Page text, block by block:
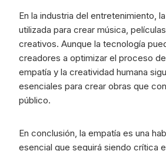
En la industria del entretenimiento,
utilizada para crear música,
creativos. Aunque la tecnología
creadores a optimizar el proceso
empatía y la creatividad humana
esenciales para crear obras que
público.
En conclusión, la empatía es una
esencial que seguirá siendo crítica